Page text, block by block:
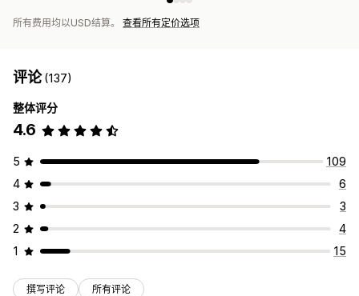
所有费用均以USD结算。 查看所有定价选项
评论(137)
整体评分
4.6
5
109
4
6
3
3
2
4
1
15
撰写评论 所有评论